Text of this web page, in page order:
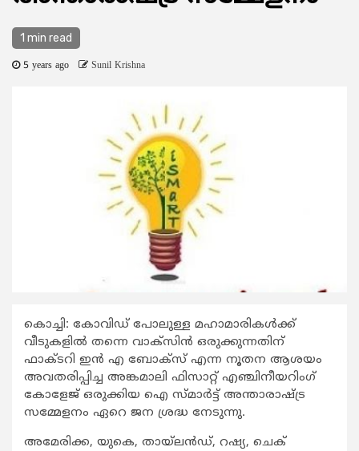
1 min read
5 years ago Sunil Krishna
കൊച്ചി: കോവിഡ് പോലുള്ള മഹാമാരികള്‍ക്ക്
വീടുകളില്‍ തന്നെ വാക്സിന്‍ ഒരുക്കുന്നതിന്
ഫാക്ടറി ഇന്‍ എ ബോക്സ് എന്ന നൂതന ആശയം
അവതരിപ്പിച്ച അങ്കമാലി ഫിസാറ്റ് എഞ്ചിനീയറിംഗ്
കോളേജ് ഒരുക്കിയ ഐ സ്മാര്‍ട്ട് അന്താരാഷ്ട്ര
സമ്മേളനം ഏറെ ജന ശ്രദ്ധ നേടുന്നു.
അമേരിക്ക, യുകെ, തായ്ലന്‍ഡ്, റഷ്യ, ചെക്